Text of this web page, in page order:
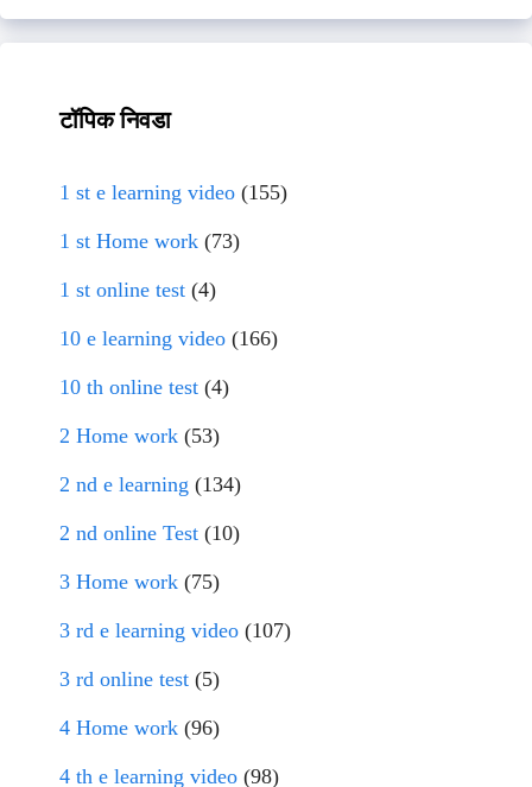
टॉपिक निवडा
1 st e learning video (155)
1 st Home work (73)
1 st online test (4)
10 e learning video (166)
10 th online test (4)
2 Home work (53)
2 nd e learning (134)
2 nd online Test (10)
3 Home work (75)
3 rd e learning video (107)
3 rd online test (5)
4 Home work (96)
4 th e learning video (98)